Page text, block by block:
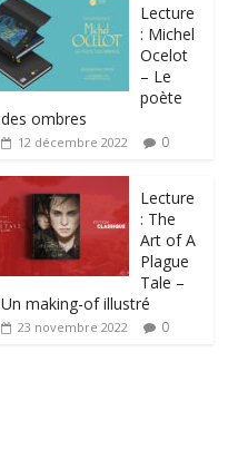
Lecture
: Michel
Ocelot
– Le
poète
des ombres
12 décembre 2022 0
Lecture
: The
Art of A
Plague
Tale –
Un making-of illustré
23 novembre 2022 0